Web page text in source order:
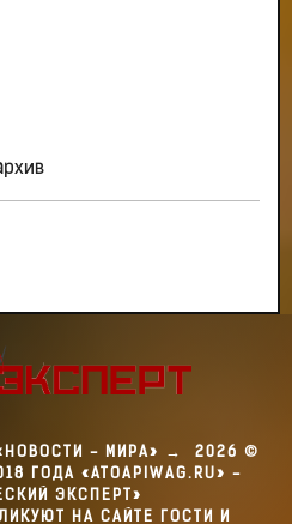
- МИРА» → 2026 ©
ГОДА «ATOAPIWAG.RU» -
ЭКСПЕРТ»
НА САЙТЕ ГОСТИ И